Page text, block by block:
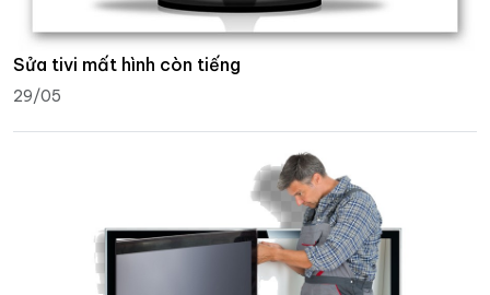
Sửa tivi mất hình còn tiếng
29/05